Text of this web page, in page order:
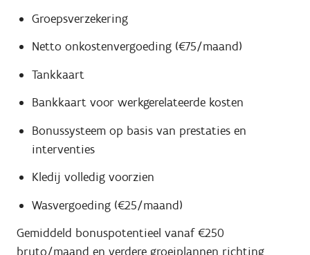
Groepsverzekering
Netto onkostenvergoeding (€75/maand)
Tankkaart
Bankkaart voor werkgerelateerde kosten
Bonussysteem op basis van prestaties en
interventies
Kledij volledig voorzien
Wasvergoeding (€25/maand)
Gemiddeld bonuspotentieel vanaf €250
bruto/maand en verdere groeiplannen richting